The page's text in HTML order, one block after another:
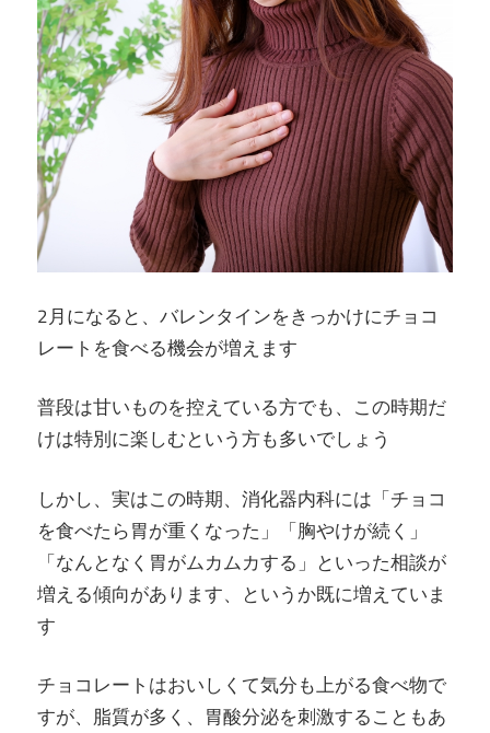
器
内
科・
IBD
ク
リ
ニ
ッ
2月になると、バレンタインをきっかけにチョコ
レートを食べる機会が増えます
普段は甘いものを控えている方でも、この時期だ
けは特別に楽しむという方も多いでしょう
しかし、実はこの時期、消化器内科には「チョコ
を食べたら胃が重くなった」「胸やけが続く」
「なんとなく胃がムカムカする」といった相談が
増える傾向があります、というか既に増えていま
す
チョコレートはおいしくて気分も上がる食べ物で
すが、脂質が多く、胃酸分泌を刺激することもあ